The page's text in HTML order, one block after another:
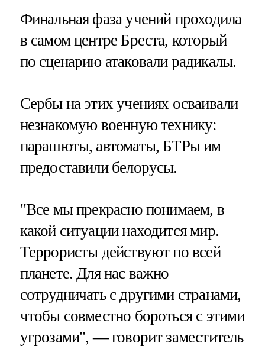
Финальная фаза учений проходила
в самом центре Бреста, который
по сценарию атаковали радикалы.
Сербы на этих учениях осваивали
незнакомую военную технику:
парашюты, автоматы, БТРы им
предоставили белорусы.
"Все мы прекрасно понимаем, в
какой ситуации находится мир.
Террористы действуют по всей
планете. Для нас важно
сотрудничать с другими странами,
чтобы совместно бороться с этими
угрозами", — говорит заместитель